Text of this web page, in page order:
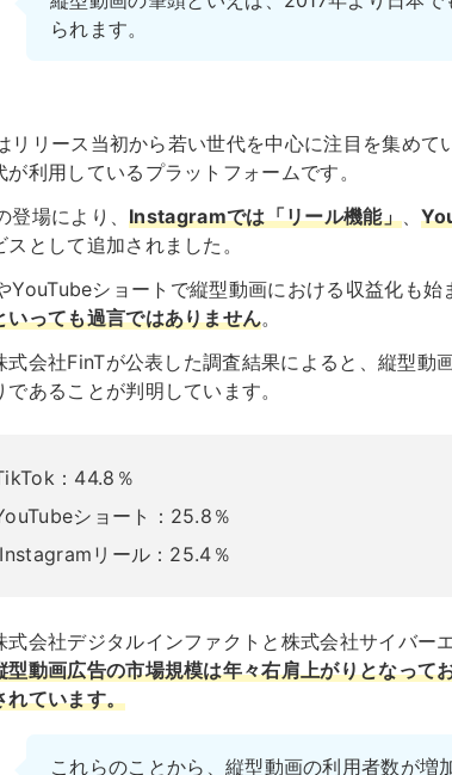
られます。
リリース当初から若い世代を中心に注目を集めて
が利用しているプラットフォームです。
登場により、Instagramでは「リール機能」、
スとして追加されました。
YouTubeショートで縦型動画における収益化も始
いっても過言ではありません。
式会社FinTが公表した調査結果によると、縦型動
であることが判明しています。
：44.8％
ショート：25.8％
Instagramリール：25.4％
式会社デジタルインファクトと株式会社サイバー
型動画広告の市場規模は年々右肩上がりとなっ
れています。
これらのことから、縦型動画の利用者数が増